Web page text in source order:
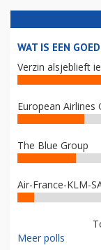
WAT IS EEN
Verzin alsjeblieft
European Airlines
The Blue Group
Air-France-KLM-
Meer polls